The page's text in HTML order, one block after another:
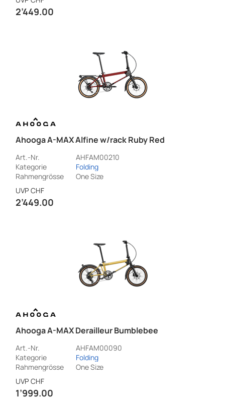
2’449.00
Ahooga A-MAX Alfine w/rack Ruby Red
Art.-Nr.
AHFAM00210
Kategorie
Folding
Rahmengrösse
One Size
UVP CHF
2’449.00
Ahooga A-MAX Derailleur Bumblebee
Art.-Nr.
AHFAM00090
Kategorie
Folding
Rahmengrösse
One Size
UVP CHF
1’999.00